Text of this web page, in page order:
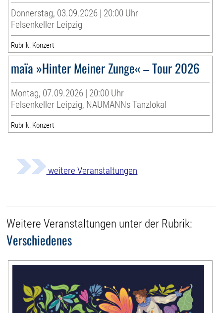
Donnerstag, 03.09.2026 | 20:00 Uhr
Felsenkeller Leipzig
Rubrik: Konzert
maïa »Hinter Meiner Zunge« – Tour 2026
Montag, 07.09.2026 | 20:00 Uhr
Felsenkeller Leipzig, NAUMANNs Tanzlokal
Rubrik: Konzert
weitere Veranstaltungen
Weitere Veranstaltungen unter der Rubrik:
Verschiedenes